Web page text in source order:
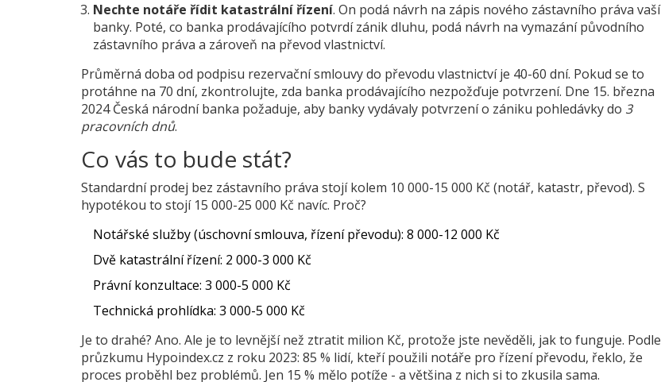
Nechte notáře řídit katastrální řízení. On podá návrh na zápis nového zástavního práva vaší
banky. Poté, co banka prodávajícího potvrdí zánik dluhu, podá návrh na vymazání původního
zástavního práva a zároveň na převod vlastnictví.
Průměrná doba od podpisu rezervační smlouvy do převodu vlastnictví je 40-60 dní. Pokud se to
protáhne na 70 dní, zkontrolujte, zda banka prodávajícího nezpožďuje potvrzení. Dne 15. března
2024 Česká národní banka požaduje, aby banky vydávaly potvrzení o zániku pohledávky do 3
pracovních dnů.
Co vás to bude stát?
Standardní prodej bez zástavního práva stojí kolem 10 000-15 000 Kč (notář, katastr, převod). S
hypotékou to stojí 15 000-25 000 Kč navíc. Proč?
Notářské služby (úschovní smlouva, řízení převodu): 8 000-12 000 Kč
Dvě katastrální řízení: 2 000-3 000 Kč
Právní konzultace: 3 000-5 000 Kč
Technická prohlídka: 3 000-5 000 Kč
Je to drahé? Ano. Ale je to levnější než ztratit milion Kč, protože jste nevěděli, jak to funguje. Podle
průzkumu Hypoindex.cz z roku 2023: 85 % lidí, kteří použili notáře pro řízení převodu, řeklo, že
proces proběhl bez problémů. Jen 15 % mělo potíže - a většina z nich si to zkusila sama.